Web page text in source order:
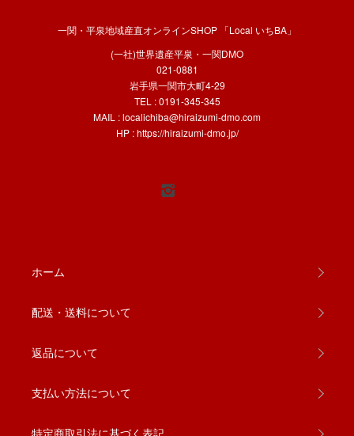
一関・平泉地域産直オンラインSHOP 「Local いちBA」
(一社)世界遺産平泉・一関DMO
021-0881
岩手県一関市大町4-29
TEL : 0191-345-345
MAIL :localichiba@hiraizumi-dmo.com
HP :https://hiraizumi-dmo.jp/
ホーム
配送・送料について
返品について
支払い方法について